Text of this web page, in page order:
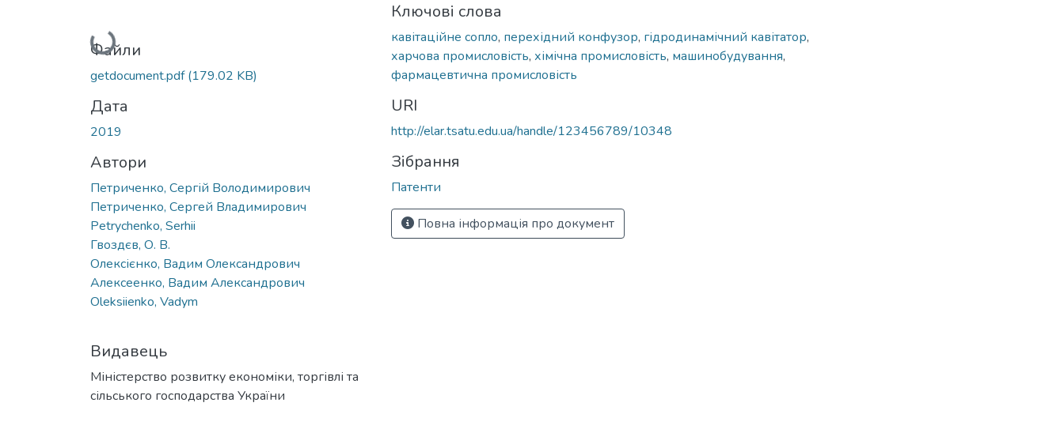
Вантажиться...
Файли
getdocument.pdf(179.02 KB)
Дата
2019
Автори
Петриченко, Сергій Володимирович
Петриченко, Сергей Владимирович
Petrychenko, Serhii
Гвоздєв, О. В.
Олексієнко, Вадим Олександрович
Алексеенко, Вадим Александрович
Oleksiienko, Vadym
Видавець
Міністерство розвитку економіки, торгівлі та
сільського господарства України
Ключові слова
кавітаційне сопло, перехідний конфузор, гідродинамічний кавітатор,
харчова промисловість, хімічна промисловість, машинобудування,
фармацевтична промисловість
URI
http://elar.tsatu.edu.ua/handle/123456789/10348
Зібрання
Патенти
Повна інформація про документ